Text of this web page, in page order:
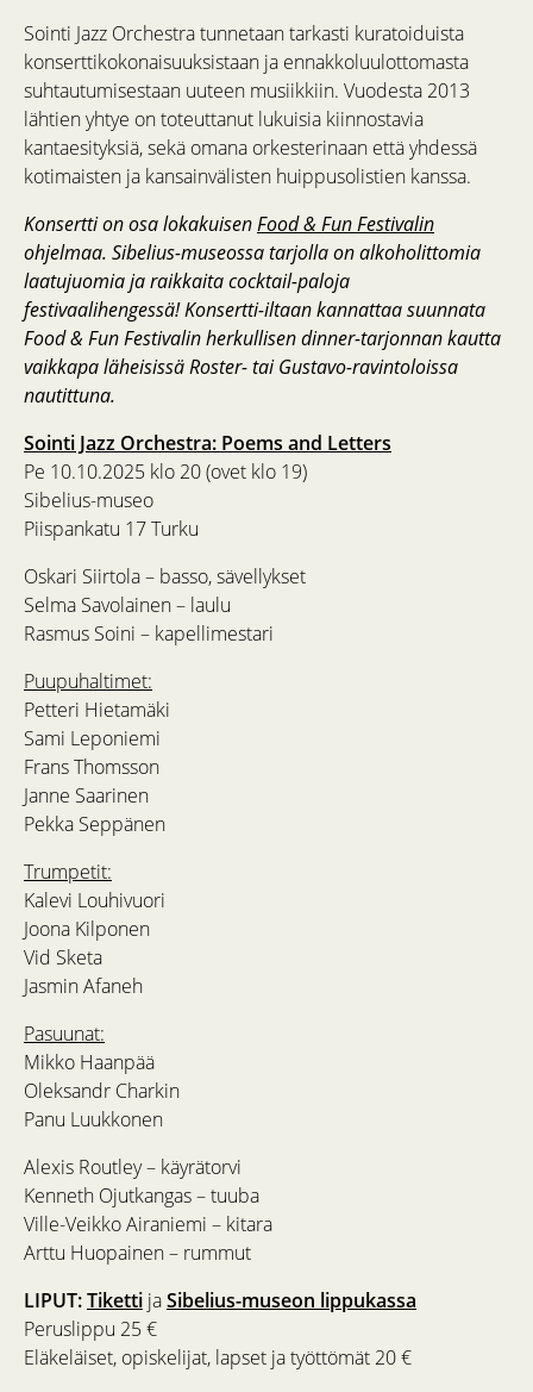
Sointi Jazz Orchestra tunnetaan tarkasti kuratoiduista
konserttikokonaisuuksistaan ja ennakkoluulottomasta
suhtautumisestaan uuteen musiikkiin. Vuodesta 2013
lähtien yhtye on toteuttanut lukuisia kiinnostavia
kantaesityksiä, sekä omana orkesterinaan että yhdessä
kotimaisten ja kansainvälisten huippusolistien kanssa.
Konsertti on osa lokakuisen Food & Fun Festivalin
ohjelmaa. Sibelius-museossa tarjolla on alkoholittomia
laatujuomia ja raikkaita cocktail-paloja
festivaalihengessä! Konsertti-iltaan kannattaa suunnata
Food & Fun Festivalin herkullisen dinner-tarjonnan kautta
vaikkapa läheisissä Roster- tai Gustavo-ravintoloissa
nautittuna.
Sointi Jazz Orchestra: Poems and Letters
Pe 10.10.2025 klo 20 (ovet klo 19)
Sibelius-museo
Piispankatu 17 Turku
Oskari Siirtola – basso, sävellykset
Selma Savolainen – laulu
Rasmus Soini – kapellimestari
Puupuhaltimet:
Petteri Hietamäki
Sami Leponiemi
Frans Thomsson
Janne Saarinen
Pekka Seppänen
Trumpetit:
Kalevi Louhivuori
Joona Kilponen
Vid Sketa
Jasmin Afaneh
Pasuunat:
Mikko Haanpää
Oleksandr Charkin
Panu Luukkonen
Alexis Routley – käyrätorvi
Kenneth Ojutkangas – tuuba
Ville-Veikko Airaniemi – kitara
Arttu Huopainen – rummut
LIPUT:Tiketti jaSibelius-museon lippukassa
Peruslippu 25 €
Eläkeläiset, opiskelijat, lapset ja työttömät 20 €